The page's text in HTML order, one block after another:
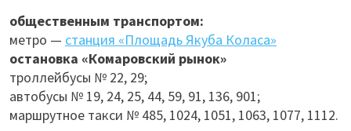
общественным транспортом:
метро — станция «Площадь Якуба Коласа»
остановка «Комаровский рынок»
троллейбусы № 22, 29;
автобусы № 19, 24, 25, 44, 59, 91, 136, 901;
маршрутное такси № 485, 1024, 1051, 1063, 1077, 1112.